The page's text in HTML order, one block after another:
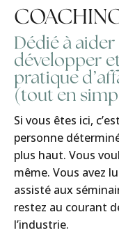
Dédié à
développer
pratique
(tout en
Si vous êtes ici,
personne
plus haut. Vous
même. Vous avez
assisté aux
restez au courant
l’industrie.